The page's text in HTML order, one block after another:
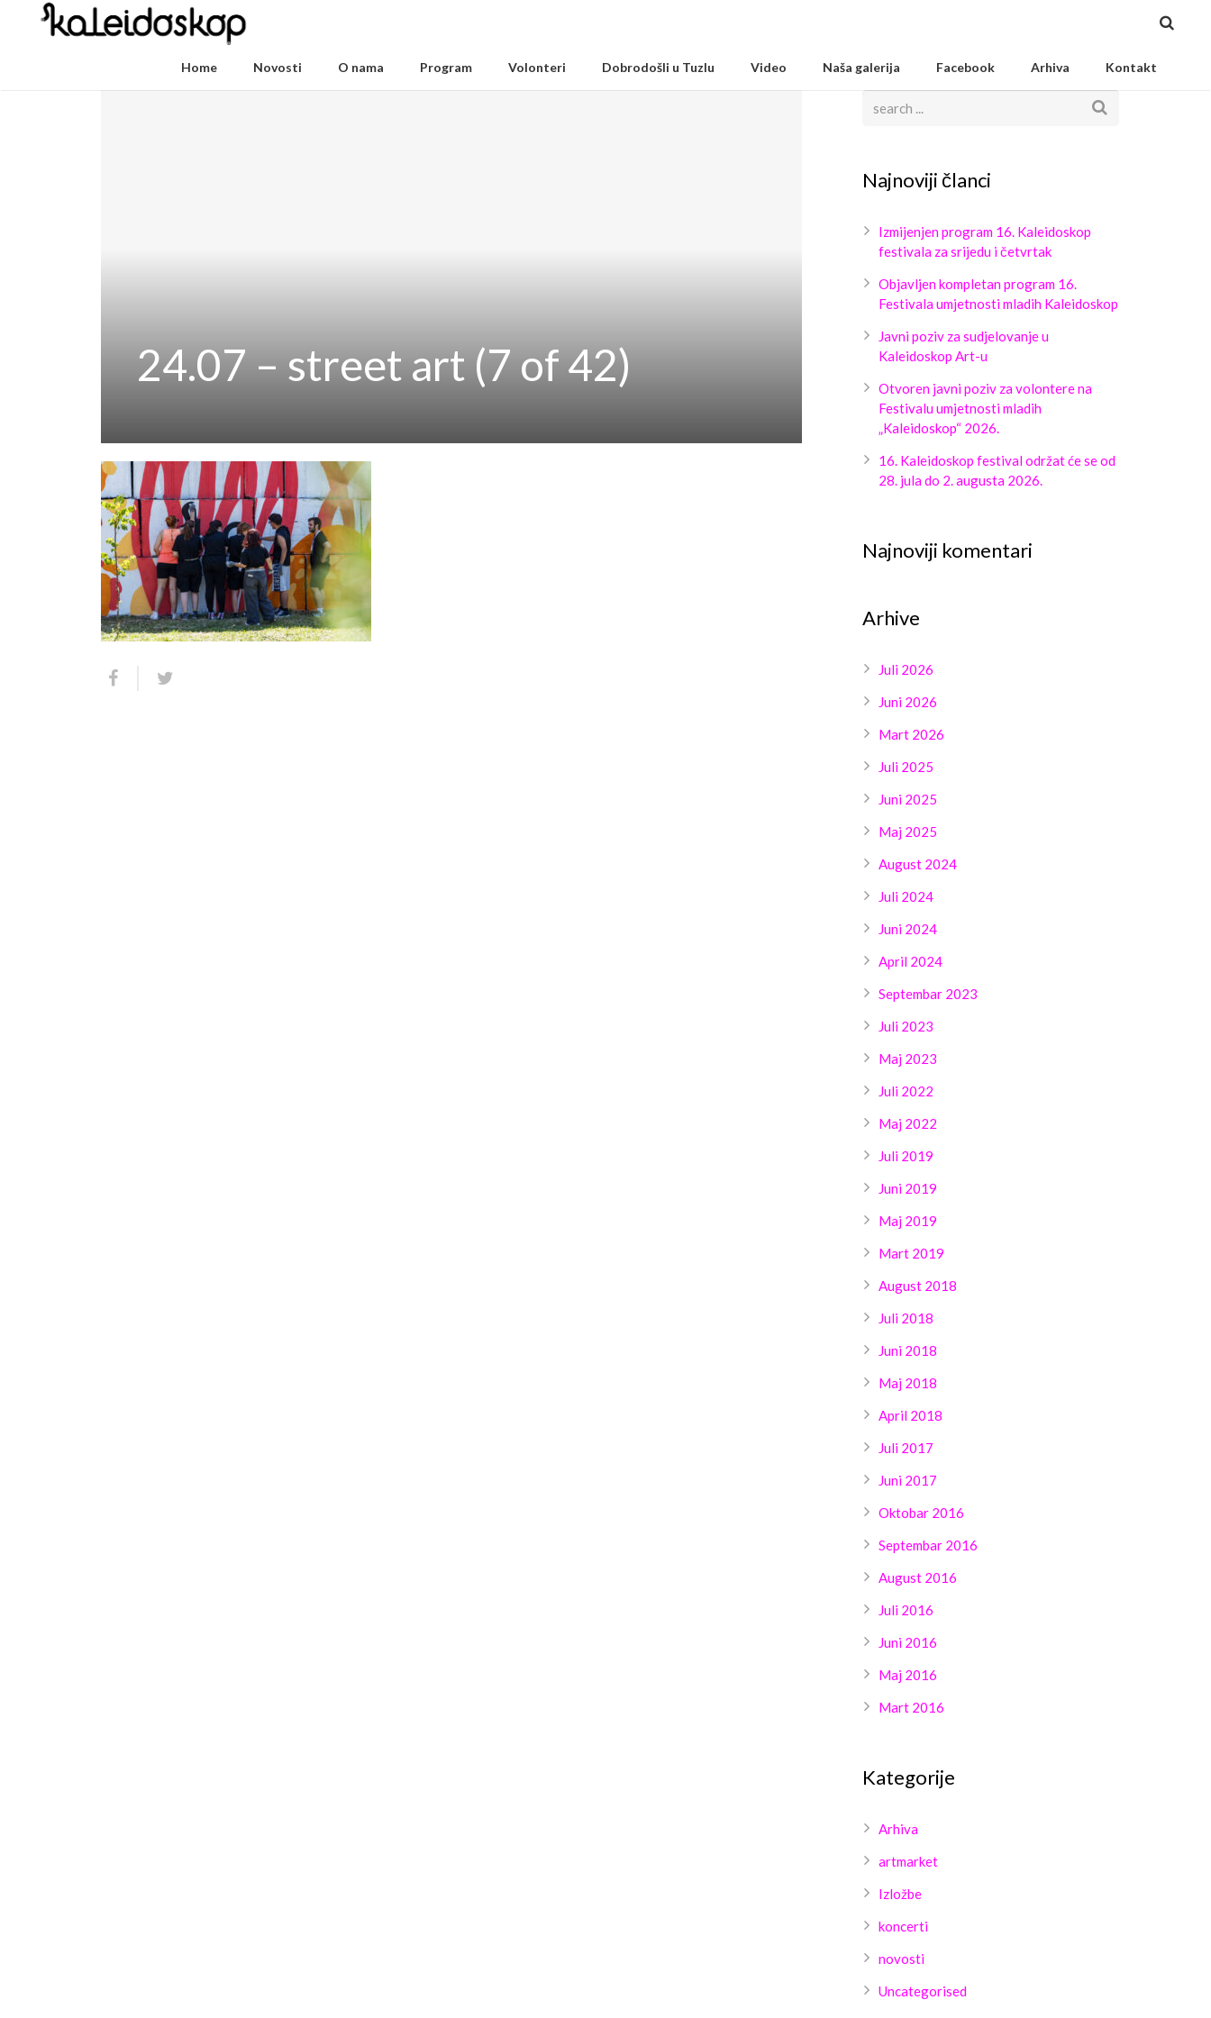
Home Novosti O nama Program Volonteri Dobrodošli u Tuzlu Video Naša galerija Facebook Arhiva Kontakt
24.07 – street art (7 of 42)
Najnoviji članci
Izmijenjen program 16. Kaleidoskop
festivala za srijedu i četvrtak
Objavljen kompletan program 16.
Festivala umjetnosti mladih Kaleidoskop
Javni poziv za sudjelovanje u
Kaleidoskop Art-u
Otvoren javni poziv za volontere na
Festivalu umjetnosti mladih
„Kaleidoskop“ 2026.
16. Kaleidoskop festival održat će se od
28. jula do 2. augusta 2026.
Najnoviji komentari
Arhive
Juli 2026
Juni 2026
Mart 2026
Juli 2025
Juni 2025
Maj 2025
August 2024
Juli 2024
Juni 2024
April 2024
Septembar 2023
Juli 2023
Maj 2023
Juli 2022
Maj 2022
Juli 2019
Juni 2019
Maj 2019
Mart 2019
August 2018
Juli 2018
Juni 2018
Maj 2018
April 2018
Juli 2017
Juni 2017
Oktobar 2016
Septembar 2016
August 2016
Juli 2016
Juni 2016
Maj 2016
Mart 2016
Kategorije
Arhiva
artmarket
Izložbe
koncerti
novosti
Uncategorised